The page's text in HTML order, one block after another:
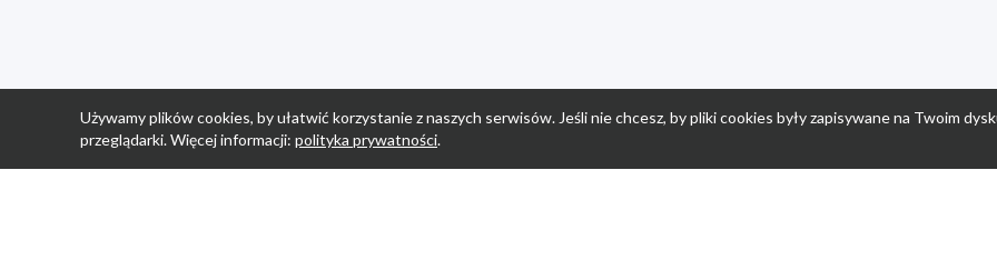
Używamy plików cookies, by ułatwić korzystanie z naszych serwisów. Jeśli nie chcesz, by pliki cookies były zapisywane na Twoim
przeglądarki. Więcej informacji: polityka prywatności.